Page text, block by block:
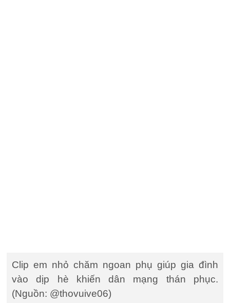
Clip em nhỏ chăm ngoan phụ giúp gia đình
vào dịp hè khiến dân mạng thán phục.
(Nguồn: @thovuive06)